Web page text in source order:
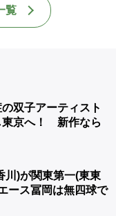
覧
双子アーティスト
東京へ！ 新作なら
)が関東第一(東東
ース冨岡は無四球で